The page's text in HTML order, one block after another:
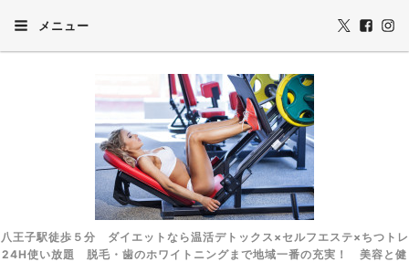
メニュー
八王子駅徒歩５分 ダイエットなら温活デトックス×セルフエステ×ちつトレ
24H使い放題 脱毛・歯のホワイトニングまで地域一番の充実！ 美容と健